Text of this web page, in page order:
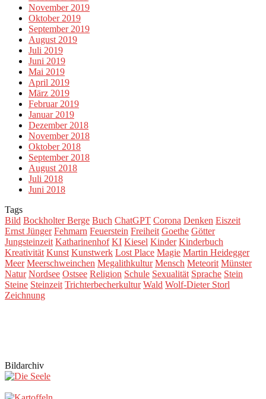
November 2019
Oktober 2019
September 2019
August 2019
Juli 2019
Juni 2019
Mai 2019
April 2019
März 2019
Februar 2019
Januar 2019
Dezember 2018
November 2018
Oktober 2018
September 2018
August 2018
Juli 2018
Juni 2018
Tags
Bild Bockholter Berge Buch ChatGPT Corona Denken Eiszeit
Ernst Jünger Fehmarn Feuerstein Freiheit Goethe Götter
Jungsteinzeit Katharinenhof KI Kiesel Kinder Kinderbuch
Kreativität Kunst Kunstwerk Lost Place Magie Martin Heidegger
Meer Meerschweinchen Megalithkultur Mensch Meteorit Münster
Natur Nordsee Ostsee Religion Schule Sexualität Sprache Stein
Steine Steinzeit Trichterbecherkultur Wald Wolf-Dieter Storl
Zeichnung
Bildarchiv